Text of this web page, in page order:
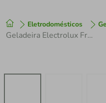
Eletrodomésticos
Geladeira Electrolux Frost Free Inverter 490L Experience Inverse Branca (IB51)
1º tenis